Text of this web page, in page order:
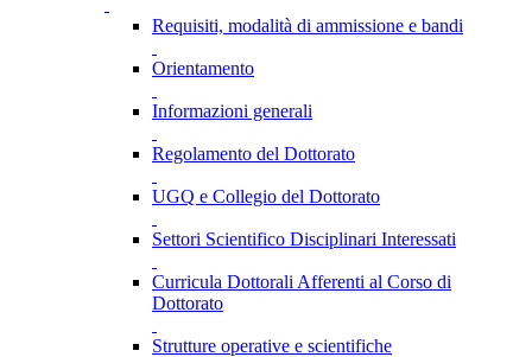
Requisiti, modalità di ammissione e bandi
Orientamento
Informazioni generali
Regolamento del Dottorato
UGQ e Collegio del Dottorato
Settori Scientifico Disciplinari Interessati
Curricula Dottorali Afferenti al Corso di
Dottorato
Strutture operative e scientifiche